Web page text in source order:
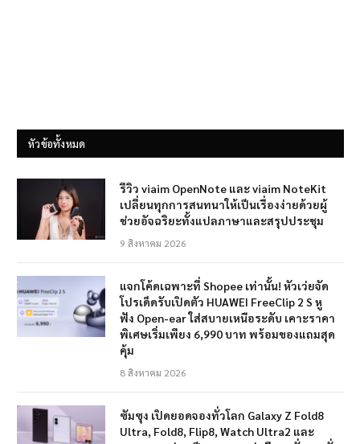
หัวข้อทั้งหมด
รีวิว viaim OpenNote และ viaim NoteKit
เปลี่ยนทุกการสนทนาให้เป็นเรื่องง่ายด้วยผู้
ช่วยอัจฉริยะทั้งแปลภาษาและสรุปประชุม
9 สิงหาคม 2026
แจกโค้ดเฉพาะที่ Shopee เท่านั้น! หัวเว่ยจัด
โปรเด็ดรับเปิดตัว HUAWEI FreeClip 2 S หู
ฟัง Open-ear ใส่สบายเหนือระดับ เคาะราคา
พิเศษเริ่มเพียง 6,990 บาท พร้อมของแถมสุด
คุ้ม
8 สิงหาคม 2026
ซัมซุง เปิดยอดจองทั่วโลก Galaxy Z Fold8
Ultra, Fold8, Flip8, Watch Ultra2 และ